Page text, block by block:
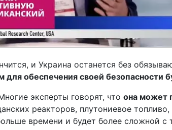
и Украина останется без
обеспечения своей безопасности
эксперты говорят, что она может
реакторов, плутониевое
времени и будет более сложной